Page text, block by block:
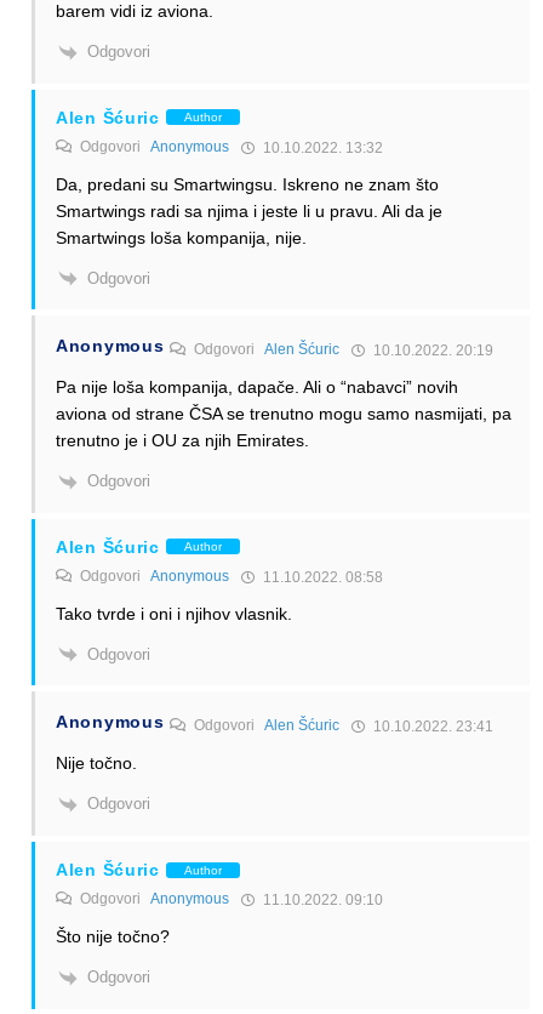
barem vidi iz aviona.
Odgovori
Alen Šćuric Author
Odgovori Anonymous 10.10.2022. 13:32
Da, predani su Smartwingsu. Iskreno ne znam što
Smartwings radi sa njima i jeste li u pravu. Ali da je
Smartwings loša kompanija, nije.
Odgovori
Anonymous OdgovoriAlen Šćuric 10.10.2022. 20:19
Pa nije loša kompanija, dapače. Ali o “nabavci” novih
aviona od strane ČSA se trenutno mogu samo nasmijati, pa
trenutno je i OU za njih Emirates.
Odgovori
Alen Šćuric Author
Odgovori Anonymous 11.10.2022. 08:58
Tako tvrde i oni i njihov vlasnik.
Odgovori
Anonymous OdgovoriAlen Šćuric 10.10.2022. 23:41
Nije točno.
Odgovori
Alen Šćuric Author
Odgovori Anonymous 11.10.2022. 09:10
Što nije točno?
Odgovori